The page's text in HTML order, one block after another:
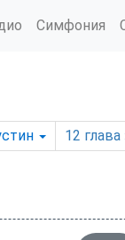
Симфония
12 глава